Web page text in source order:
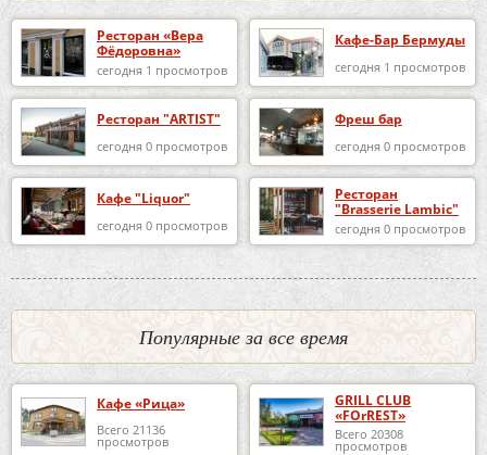
Ресторан «Вера
Фёдоровна»
сегодня 1 просмотров
Кафе-Бар Бермуды
сегодня 1 просмотров
Ресторан "ARTIST"
сегодня 0 просмотров
Фреш бар
сегодня 0 просмотров
Кафе "Liquor"
сегодня 0 просмотров
Ресторан
"Brasserie Lambic"
сегодня 0 просмотров
Популярные за все время
Кафе «Рица»
Всего 21136
просмотров
GRILL CLUB
«FOrREST»
Всего 20308
просмотров